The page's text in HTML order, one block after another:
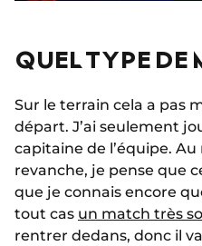
QUEL TYPE DE
Sur le terrain cela a pas
départ. J’ai seulement
capitaine de l’équipe.
revanche, je pense que
que je connais encore
tout cas un match très
rentrer dedans, donc il